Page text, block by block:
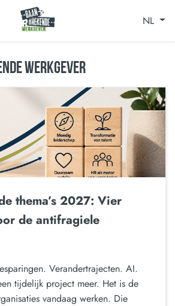
NL
WERKGEVER
thema’s 2027: Vier
de antifragiele
Verandertrajecten. AI.
tijdelijk project meer. Het is de
vandaag werken. Die